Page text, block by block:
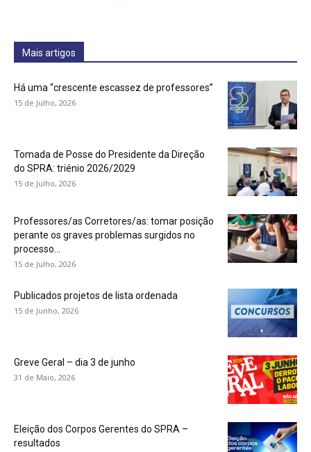
Mais artigos
Há uma “crescente escassez de professores”
15 de Julho, 2026
Tomada de Posse do Presidente da Direção
do SPRA: triénio 2026/2029
15 de Julho, 2026
Professores/as Corretores/as: tomar posição
perante os graves problemas surgidos no
processo...
15 de Julho, 2026
Publicados projetos de lista ordenada
15 de Junho, 2026
Greve Geral – dia 3 de junho
31 de Maio, 2026
Eleição dos Corpos Gerentes do SPRA –
resultados